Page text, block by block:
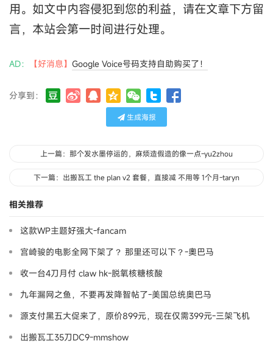
用。如文中内容侵犯到您的利益，请在文章下方留
言，本站会第一时间进行处理。
AD： 【好消息】 Google Voice号码支持自助购买了！
分享到：
生成海报
上一篇：那个发水墨停运的，麻烦造假造的像一点-yu2zhou
下一篇：出搬瓦工 the plan v2 套餐，直接减 不用等 1个月-taryn
相关推荐
这款WP主题好强大-fancam
宫崎骏的电影全网下架了？ 那里还可以下？-奧巴马
收一台4刀月付 claw hk-脱氧核糖核酸
九年漏网之鱼，不要再发降智帖了-美国总统奥巴马
源支付黑五大促来了，原价899元，现在仅需399元-三架飞机
出搬瓦工35刀DC9-mmshow